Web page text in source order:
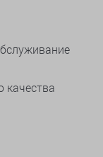
качества